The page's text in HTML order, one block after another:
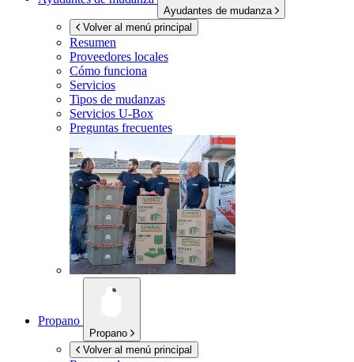
Ayudantes de mudanza
Volver al menú principal
Resumen
Proveedores locales
Cómo funciona
Servicios
Tipos de mudanzas
Servicios U-Box
Preguntas frecuentes
Propano
Propano
Volver al menú principal